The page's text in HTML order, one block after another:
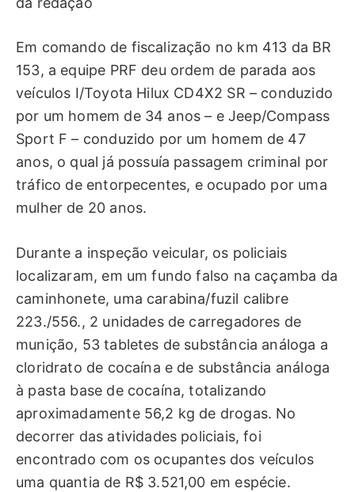
Em comando de fiscalização no km 413 da BR
153, a equipe PRF deu ordem de parada aos
veículos I/Toyota Hilux CD4X2 SR – conduzido
por um homem de 34 anos – e Jeep/Compass
Sport F – conduzido por um homem de 47
anos, o qual já possuía passagem criminal por
tráfico de entorpecentes, e ocupado por uma
mulher de 20 anos.
Durante a inspeção veicular, os policiais
localizaram, em um fundo falso na caçamba da
caminhonete, uma carabina/fuzil calibre
223./556., 2 unidades de carregadores de
munição, 53 tabletes de substância análoga a
cloridrato de cocaína e de substância análoga
à pasta base de cocaína, totalizando
aproximadamente 56,2 kg de drogas. No
decorrer das atividades policiais, foi
encontrado com os ocupantes dos veículos
uma quantia de R$ 3.521,00 em espécie.